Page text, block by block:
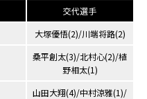
交代選手
大塚優悟(2)/川端将路(2)
桑平創太(3)/北村心(2)/植
野相太(1)
山田大翔(4)/中村涼雅(1)/